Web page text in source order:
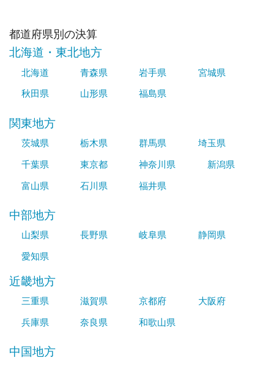
都道府県別の決算
北海道・東北地方
北海道 青森県 岩手県
宮城県
秋田県
山形県 福島県
関東地方
茨城県 栃木県 群馬県
埼玉県
千葉県
東京都 神奈川県
新潟県
富山県
石川県 福井県
中部地方
山梨県 長野県 岐阜県
静岡県
愛知県
近畿地方
三重県 滋賀県 京都府
大阪府
兵庫県
奈良県 和歌山県
中国地方